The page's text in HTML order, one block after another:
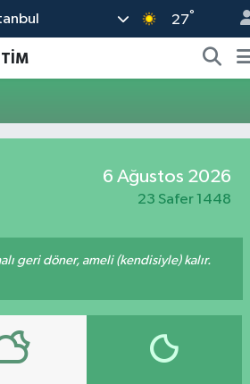
27°
6 Ağustos 2026
23 Safer 1448
geri döner, ameli (kendisiyle) kalır.